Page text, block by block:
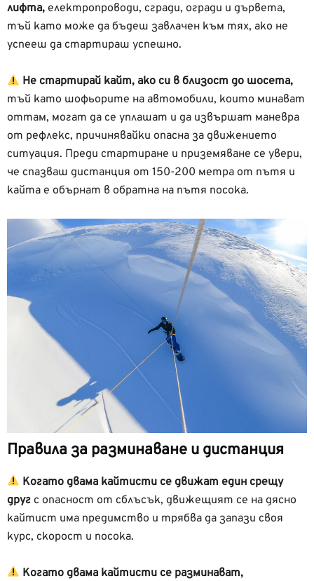
лифта, електропроводи, сгради, огради и дървета,
тъй като може да бъдеш завлачен към тях, ако не
успееш да стартираш успешно.
Не стартирай кайт, ако си в близост до шосета,
тъй като шофьорите на автомобили, които минават
оттам, могат да се уплашат и да извършат маневра
от рефлекс, причинявайки опасна за движението
ситуация. Преди стартиране и приземяване се увери,
че спазваш дистанция от 150-200 метра от пътя и
кайта е обърнат в обратна на пътя посока.
Правила за разминаване и дистанция
Когато двама кайтисти се движат един срещу
друг с опасност от сблъсък, движещият се на дясно
кайтист има предимство и трябва да запази своя
курс, скорост и посока.
Когато двама кайтисти се разминават,